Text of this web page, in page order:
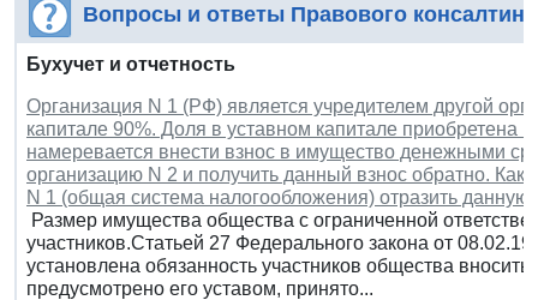
Вопросы и ответы Правового
Бухучет и отчетность
Организация N 1 (РФ) является учредителем другой
капитале 90%. Доля в уставном капитале приобретена
намеревается внести взнос в имущество денежными
организацию N 2 и получить данный взнос обратно. Как
N 1 (общая система налогообложения) отразить
Размер имущества общества с ограниченной
участников.Статьей 27 Федерального закона от
установлена обязанность участников общества
предусмотрено его уставом, принято...